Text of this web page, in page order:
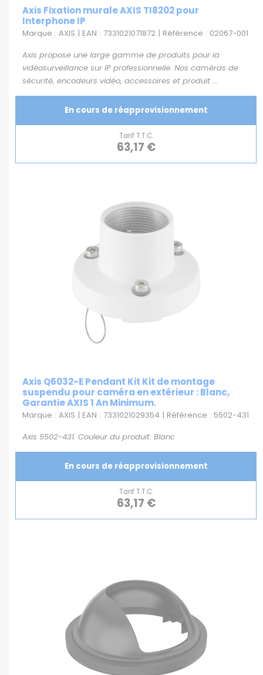
Axis Fixation murale AXIS TI8202 pour
Interphone IP
Marque : AXIS | EAN : 7331021071872 | Référence : 02067-001
Axis propose une large gamme de produits pour la
vidéosurveillance sur IP professionnelle. Nos caméras de
sécurité, encodeurs vidéo, accessoires et produit ...
En cours de réapprovisionnement
Tarif T.T.C.
63,17 €
Axis Q6032-E Pendant Kit Kit de montage
suspendu pour caméra en extérieur : Blanc,
Garantie AXIS 1 An Minimum.
Marque : AXIS | EAN : 7331021029354 | Référence : 5502-431
Axis 5502-431. Couleur du produit: Blanc
En cours de réapprovisionnement
Tarif T.T.C.
63,17 €